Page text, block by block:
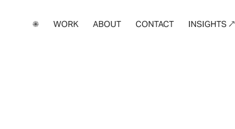
✺ WORK ABOUT CONTACT INSIGHTS ↗